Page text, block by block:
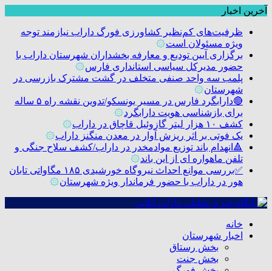
آخرین اخبار
ظرفیت‌های کم‌نظیر کشاورزی فورگ داراب نیازمند توجه
ویژه مسئولان است۞
برگزاری آیین تودیع و معارفه بخشداران شهرستان داراب با
حضور مدیرکل سیاسی استانداری فارس۞
پلمب سه واحد صنفی متخلف در گشت مشترک بازرسی در
شهرستان۞
🔴دارابگرد فارس در مسیر یونسکو/تدوین نقشه راه ۵ ساله
برای بازشناسی هویت دارابگرد۞
کشف ۱۰ هزار لیتر گازوئیل قاچاق در داراب
۞
یک فوتی بر اثر ریزش آوار در معدن منگنز داراب۞
🔺انهدام باند توزیع موادمخدر در داراب/کشف سلاح جنگی و
تلفن ماهواره ای از این باند۞
✅بررسی موانع احداث نیروگاه خورشیدی ۱۸۵ مگاواتی تابان
هور در داراب با حضور فرماندار ویژه شهرستان۞
خانه
اخبار شهرستان
بخش رستاق
بخش جنت